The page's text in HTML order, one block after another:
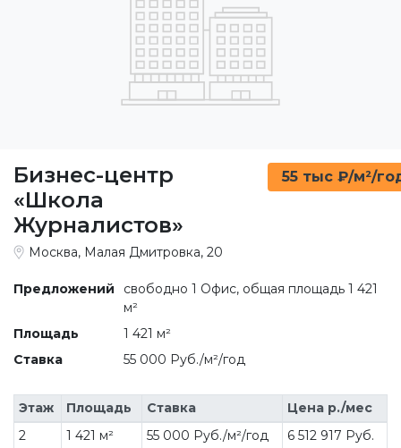
Бизнес-центр
«Школа
Журналистов»
55 тыс ₽/м²/
Москва, Малая Дмитровка, 20
Предложений
свободно 1 Офис, общая площадь 1 421
м²
Площадь
1 421 м²
Ставка
55 000 Руб./м²/год
Этаж Площадь Ставка
Цена р./мес
2
1 421 м² 55 000 Руб./м²/год 6 512 917 Руб.